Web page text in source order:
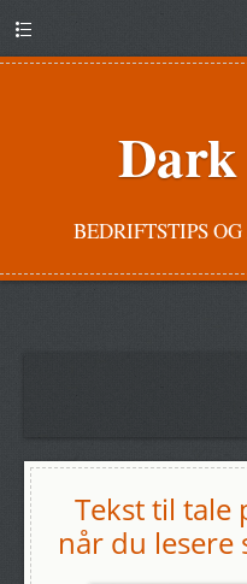
BEDRIFTSTIPS
Tekst til tale
når du lesere